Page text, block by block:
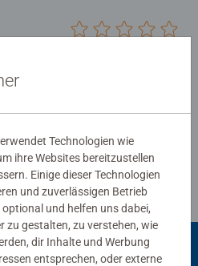
Technologien wie
ihre Websites bereitzustellen
Einige dieser Technologien
und zuverlässigen Betrieb
und helfen uns dabei,
zu gestalten, zu verstehen, wie
dir Inhalte und Werbung
entsprechen, oder externe